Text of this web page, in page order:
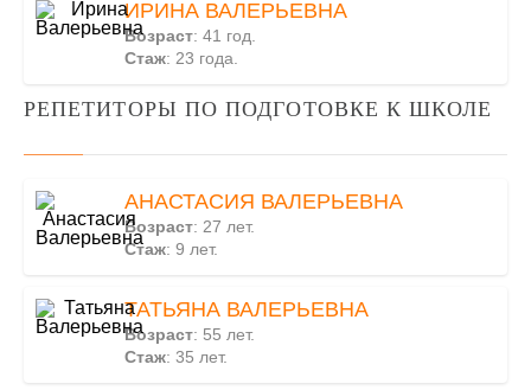
ИРИНА ВАЛЕРЬЕВНА
Возраст: 41 год.
Стаж: 23 года.
РЕПЕТИТОРЫ ПО ПОДГОТОВКЕ К ШКОЛЕ
АНАСТАСИЯ ВАЛЕРЬЕВНА
Возраст: 27 лет.
Стаж: 9 лет.
ТАТЬЯНА ВАЛЕРЬЕВНА
Возраст: 55 лет.
Стаж: 35 лет.